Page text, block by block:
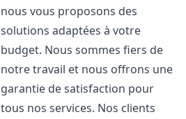
nous vous proposons des
solutions adaptées à votre
budget. Nous sommes fiers de
notre travail et nous offrons une
garantie de satisfaction pour
tous nos services. Nos clients